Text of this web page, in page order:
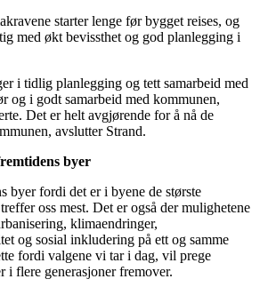
starter lenge før bygget reises, og
med økt bevissthet og god planlegging i
i tidlig planlegging og tett samarbeid med
og i godt samarbeid med kommunen,
Det er helt avgjørende for å nå de
avslutter Strand.
byer
byer fordi det er i byene de største
oss mest. Det er også der mulighetene
klimaendringer,
og sosial inkludering på ett og samme
fordi valgene vi tar i dag, vil prege
i flere generasjoner fremover.